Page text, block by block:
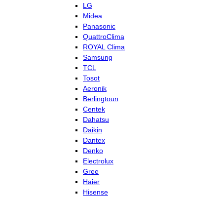
LG
Midea
Panasonic
QuattroClima
ROYAL Clima
Samsung
TCL
Tosot
Aeronik
Berlingtoun
Centek
Dahatsu
Daikin
Dantex
Denko
Electrolux
Gree
Haier
Hisense